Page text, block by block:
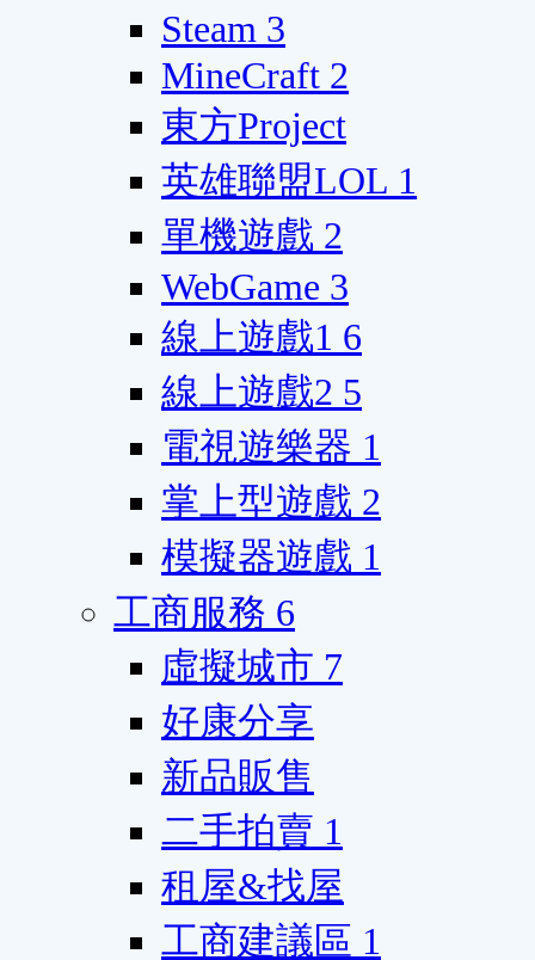
Steam 3
MineCraft 2
東方Project
英雄聯盟LOL 1
單機遊戲 2
WebGame 3
線上遊戲1 6
線上遊戲2 5
電視遊樂器 1
掌上型遊戲 2
模擬器遊戲 1
工商服務 6
虛擬城市 7
好康分享
新品販售
二手拍賣 1
租屋&找屋
工商建議區 1